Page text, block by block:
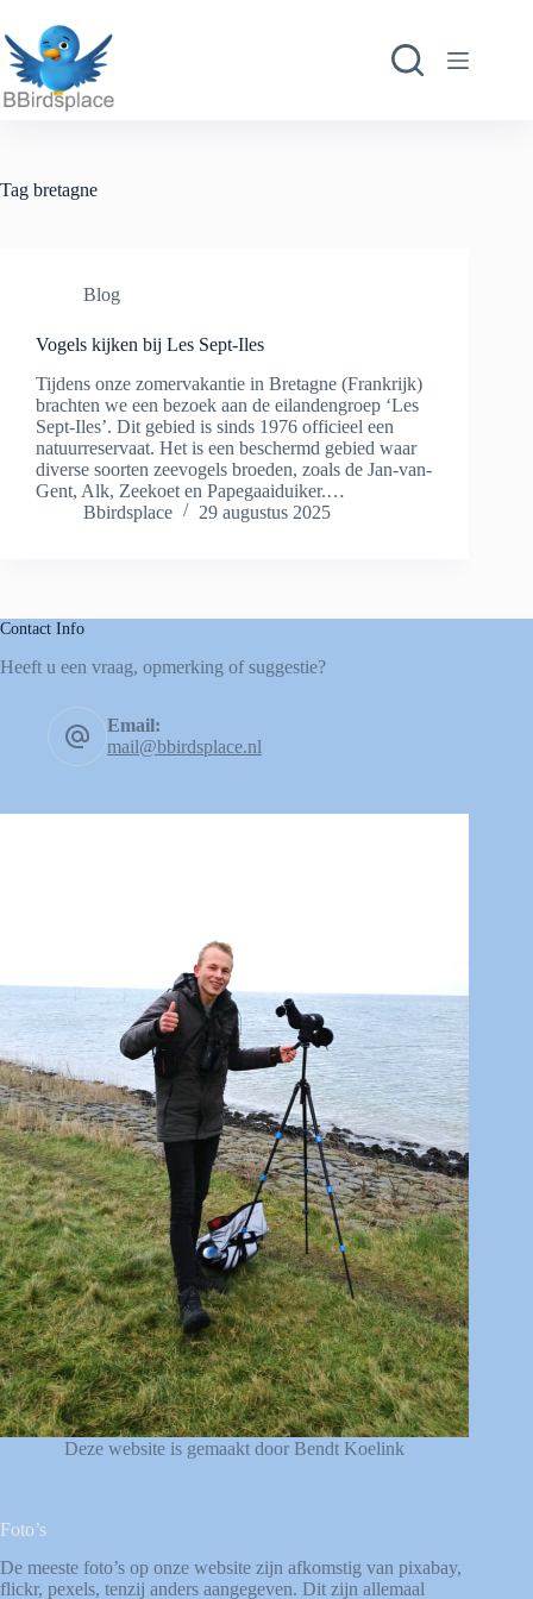
naar
de
inhoud
Tag bretagne
Blog
Vogels kijken bij Les Sept-Iles
Tijdens onze zomervakantie in Bretagne (Frankrijk)
brachten we een bezoek aan de eilandengroep ‘Les
Sept-Iles’. Dit gebied is sinds 1976 officieel een
natuurreservaat. Het is een beschermd gebied waar
diverse soorten zeevogels broeden, zoals de Jan-van-
Gent, Alk, Zeekoet en Papegaaiduiker.…
Bbirdsplace
29 augustus 2025
Contact Info
Heeft u een vraag, opmerking of suggestie?
Email:
mail@bbirdsplace.nl
Deze website is gemaakt door Bendt Koelink
Foto’s
De meeste foto’s op onze website zijn afkomstig van pixabay,
flickr, pexels, tenzij anders aangegeven. Dit zijn allemaal